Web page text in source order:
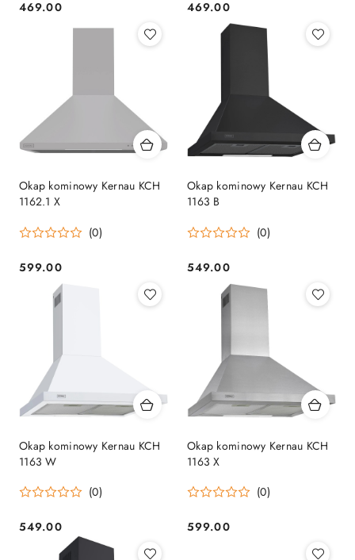
Cena:
469.00 Cena:
469.00
Okap kominowy Kernau KCH
1162.1 X
(0)
Cena:
599.00
Okap kominowy Kernau KCH
1163 B
(0)
Cena:
549.00
Okap kominowy Kernau KCH
1163 W
(0)
Cena:
549.00
Okap kominowy Kernau KCH
1163 X
(0)
Cena:
599.00